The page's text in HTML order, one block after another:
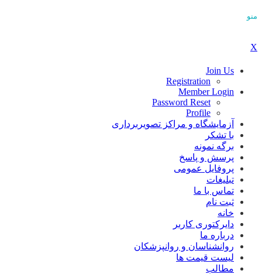
منو
X
Join Us
Registration
Member Login
Password Reset
Profile
آزمایشگاه و مراکز تصویربرداری
با تشکر
برگه نمونه
پرسش و پاسخ
پروفایل عمومی
تبلیغات
تماس با ما
ثبت نام
خانه
دایرکتوری کاربر
درباره ما
روانشناسان و روانپزشکان
لیست قیمت ها
مطالب